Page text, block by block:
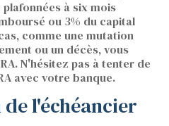
à six mois
ou 3% du capital
comme une mutation
ou un décès, vous
N'hésitez pas à tenter de
avec votre banque.
l'échéancier